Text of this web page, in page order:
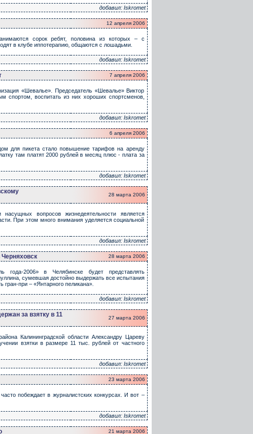
добавил: Iskromet
12 апреля 2006
сорок ребят, половина из которых – с
в клубе иппотерапию, общаются с лошадьми.
добавил: Iskromet
7 апреля 2006
«Шевалье». Председатель «Шевалье» Виктор
спортом, воспитать из них хороших спортсменов,
добавил: Iskromet
6 апреля 2006
для пикета стало повышение тарифов на аренду
там платят 2000 рублей в месяц плюс - плата за
добавил: Iskromet
28 марта 2006
вопросов жизнедеятельности является
При этом много внимания уделяется социальной
добавил: Iskromet
28 марта 2006
года-2006» в Челябинске будет представлять
сумевшая достойно выдержать все испытания
гран-при – «Янтарного пеликана».
добавил: Iskromet
за взятку в 11
27 марта 2006
Калининградской области Александру Цареву
взятки в размере 11 тыс. рублей от частного
добавил: Iskromet
23 марта 2006
побеждает в журналистских конкурсах. И вот –
добавил: Iskromet
21 марта 2006